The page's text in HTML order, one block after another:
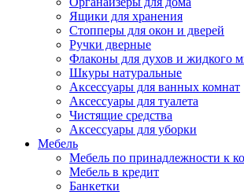
Ящики для хранения
Стопперы для окон и дверей
Ручки дверные
Флаконы для духов и жидкого
Шкуры натуральные
Аксессуары для ванных комнат
Аксессуары для туалета
Чистящие средства
Аксессуары для уборки
Мебель
Мебель по принадлежности к
Мебель в кредит
Банкетки